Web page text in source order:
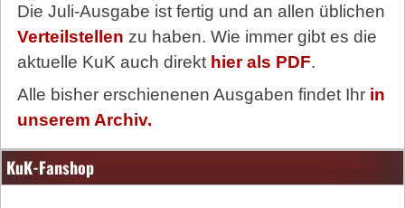
Die Juli-Ausgabe ist fertig und an allen üblichen
Verteilstellen zu haben. Wie immer gibt es die
aktuelle KuK auch direkt hier als PDF.
Alle bisher erschienenen Ausgaben findet Ihr in
unserem Archiv.
KuK-Fanshop